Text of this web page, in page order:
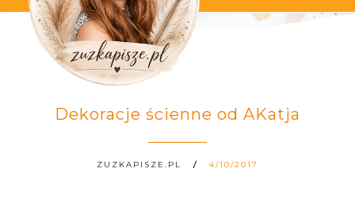
Dekoracje ścienne od AKatja
ZUZKAPISZE.PL 4/10/2017